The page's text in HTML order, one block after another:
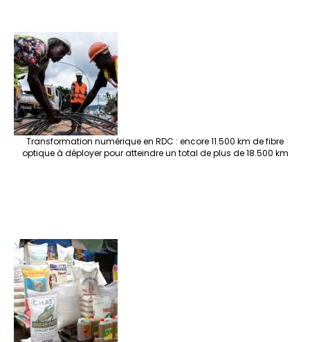
Transformation numérique en RDC : encore 11.500 km de fibre
optique à déployer pour atteindre un total de plus de 18.500 km